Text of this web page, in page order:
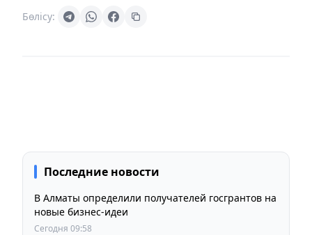
Бөлісу:
Последние новости
В Алматы определили получателей госгрантов на
новые бизнес-идеи
Сегодня 09:58